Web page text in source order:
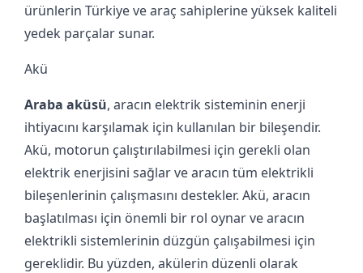
ürünlerin Türkiye ve araç sahiplerine yüksek kaliteli
yedek parçalar sunar.
Akü
Araba aküsü, aracın elektrik sisteminin enerji
ihtiyacını karşılamak için kullanılan bir bileşendir.
Akü, motorun çalıştırılabilmesi için gerekli olan
elektrik enerjisini sağlar ve aracın tüm elektrikli
bileşenlerinin çalışmasını destekler. Akü, aracın
başlatılması için önemli bir rol oynar ve aracın
elektrikli sistemlerinin düzgün çalışabilmesi için
gereklidir. Bu yüzden, akülerin düzenli olarak